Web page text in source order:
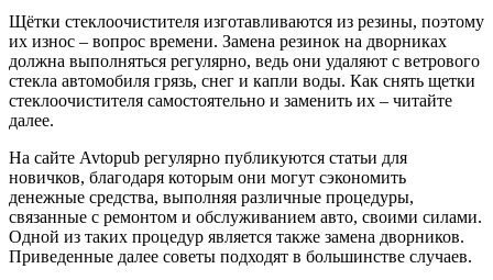
Щётки стеклоочистителя изготавливаются из резины, поэтому
их износ – вопрос времени. Замена резинок на дворниках
должна выполняться регулярно, ведь они удаляют с ветрового
стекла автомобиля грязь, снег и капли воды. Как снять щетки
стеклоочистителя самостоятельно и заменить их – читайте
далее.
На сайте Avtopub регулярно публикуются статьи для
новичков, благодаря которым они могут сэкономить
денежные средства, выполняя различные процедуры,
связанные с ремонтом и обслуживанием авто, своими силами.
Одной из таких процедур является также замена дворников.
Приведенные далее советы подходят в большинстве случаев.